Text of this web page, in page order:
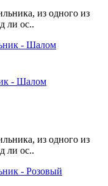
из одного из
ли ос..
- Шалом
из одного из
ли ос..